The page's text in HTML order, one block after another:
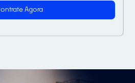
Agora